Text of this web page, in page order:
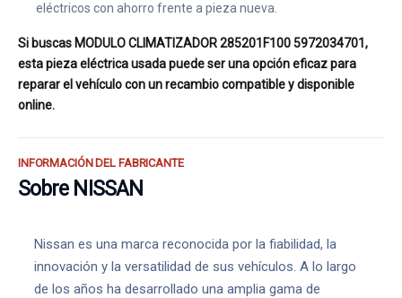
eléctricos con ahorro frente a pieza nueva.
Si buscas MODULO CLIMATIZADOR 285201F100 5972034701,
esta pieza eléctrica usada puede ser una opción eficaz para
reparar el vehículo con un recambio compatible y disponible
online.
INFORMACIÓN DEL FABRICANTE
Sobre NISSAN
Nissan es una marca reconocida por la fiabilidad, la
innovación y la versatilidad de sus vehículos. A lo largo
de los años ha desarrollado una amplia gama de